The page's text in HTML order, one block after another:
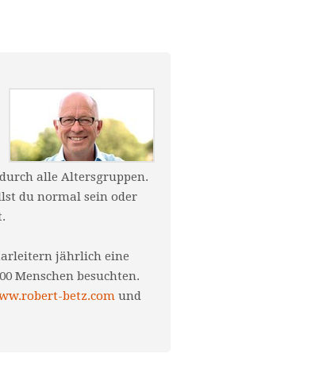
alle Altersgruppen.
du normal sein oder
jährlich eine
Menschen besuchten.
betz.com und